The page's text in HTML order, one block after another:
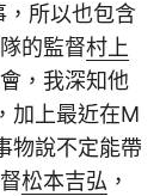
，所以也包含
的監督村上
，我深知他
加上最近在M
物說不定能帶
松本吉弘 ，